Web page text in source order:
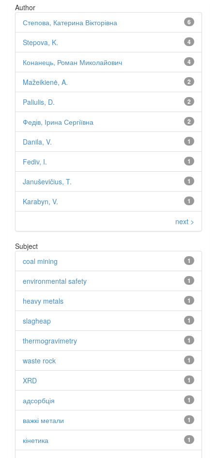
Author
6
Степова, Катерина Вікторівна
4
Stepova, K.
4
Конанець, Роман Миколайович
2
Mažeikienė, A.
2
Paliulis, D.
2
Федів, Ірина Сергіївна
1
Danila, V.
1
Fediv, I.
1
Januševičius, T.
1
Karabyn, V.
next >
Subject
1
coal mining
1
environmental safety
1
heavy metals
1
slagheap
1
thermogravimetry
1
waste rock
1
XRD
1
адсорбція
1
важкі метали
1
кінетика